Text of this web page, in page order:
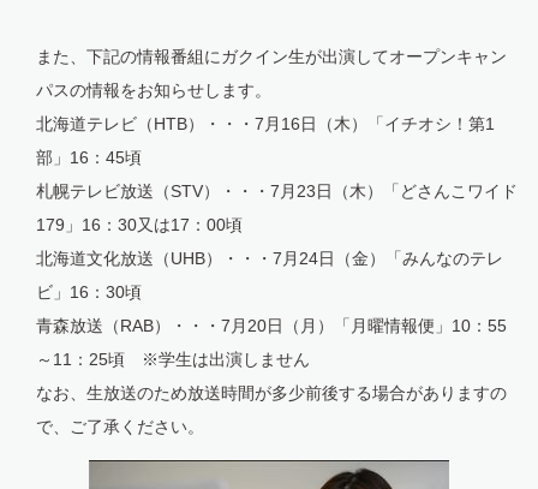
また、下記の情報番組にガクイン生が出演してオープンキャン
パスの情報をお知らせします。
北海道テレビ（HTB）・・・7月16日（木）「イチオシ！第1
部」16：45頃
札幌テレビ放送（STV）・・・7月23日（木）「どさんこワイド
179」16：30又は17：00頃
北海道文化放送（UHB）・・・7月24日（金）「みんなのテレ
ビ」16：30頃
青森放送（RAB）・・・7月20日（月）「月曜情報便」10：55
～11：25頃 ※学生は出演しません
なお、生放送のため放送時間が多少前後する場合がありますの
で、ご了承ください。